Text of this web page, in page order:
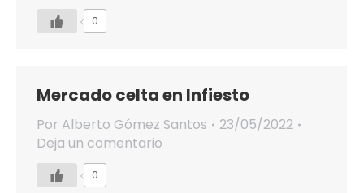
0
Mercado celta en Infiesto
Por Alberto Gómez Santos
23/05/2022
Deja un comentario
0